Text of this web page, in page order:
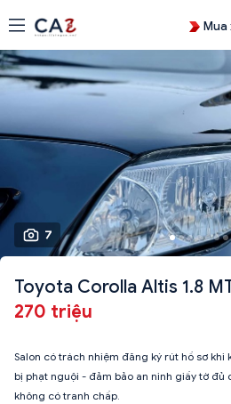
Mua
7
Toyota Corolla Altis 1.8
270 triệu
Salon có trách nhiệm đăng ký rút hồ sơ khi
bị phạt nguội - đảm bảo an ninh giấy tờ đủ
không có tranh chấp.